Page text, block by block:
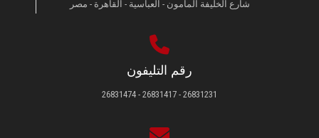
شارع الخليفة المأمون - العباسية - القاهرة - مصر
رقم التليفون
26831231 - 26831417 - 26831474